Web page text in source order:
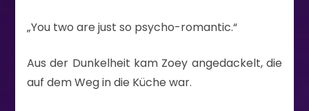
„You two are just so psycho-romantic.“
Aus der Dunkelheit kam Zoey angedackelt, die
auf dem Weg in die Küche war.